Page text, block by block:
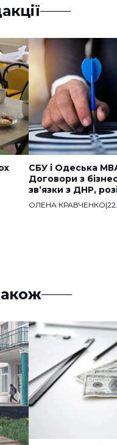
СБУ і Одеська
Договори з
звʼязки з ДНР,
ОЛЕНА КРАВЧЕНКО|